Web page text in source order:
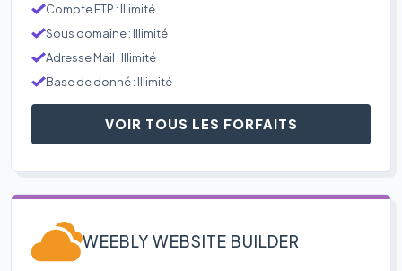
Compte FTP : Illimité
Sous domaine : Illimité
Adresse Mail : Illimité
Base de donné : Illimité
VOIR TOUS LES FORFAITS
WEEBLY WEBSITE BUILDER